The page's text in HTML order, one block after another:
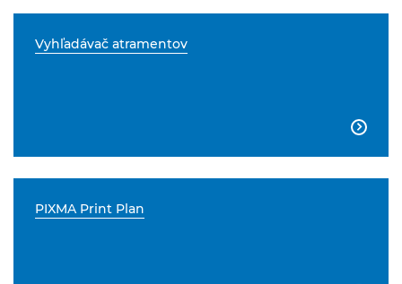
Vyhľadávač atramentov

PIXMA Print Plan